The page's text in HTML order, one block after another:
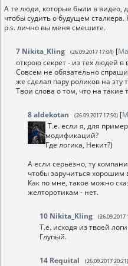
А те люди, которые были в видео,
чтобы судить о будущем
p.s. лично вы меня смешите.
7 Nikita_Kling (26.09.2017 17:04) [
открою секрет - из тех людей в
Совсем не обязательно
же сделал пару роликов на
Твои слова о том, что на
8aldekotan (26.09.2017 17:50) [
Т.е. если я, для
модификаций?
Где логика, Некит?)
А если серьёзно, ту
чтобы заручиться хорошим
Как по мне, такое можно
желторотикам - нет.
10 Nikita_Kling (26.09.2017
Т.е. исходя из твоей
Глупый.
14 Requital (26.09.2017 20:21)